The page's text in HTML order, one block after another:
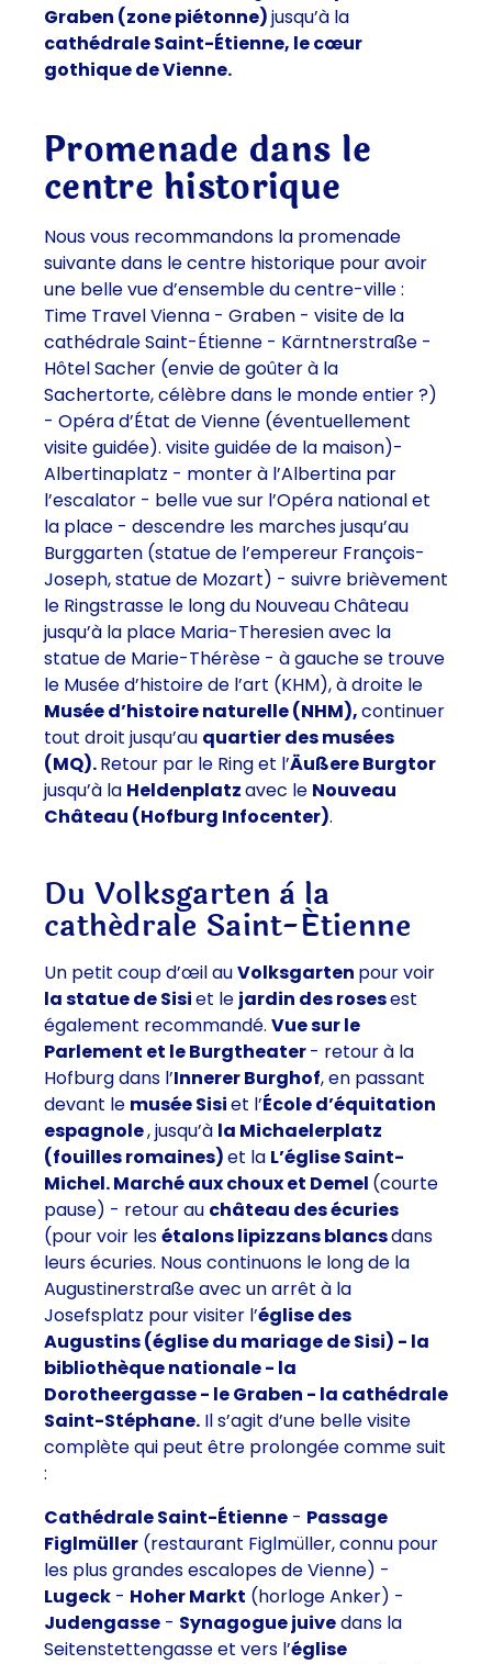
Graben (zone piétonne)jusqu’à la
cathédrale Saint-Étienne, le cœur
gothique de Vienne.
Promenade dans le
centre historique
Nous vous recommandons la promenade
suivantedans le centre historique pour avoir
une belle vue d’ensemble du centre-ville:
Time Travel Vienna - Graben - visite de la
cathédrale Saint-Étienne - Kärntnerstraße -
Hôtel Sacher (envie de goûter à la
Sachertorte, célèbre dans le monde entier ?)
- Opéra d’État de Vienne (éventuellement
visite guidée). visite guidée de la maison)-
Albertinaplatz - monter à l’Albertina par
l’escalator - belle vue sur l’Opéra national et
la place - descendre les marches jusqu’au
Burggarten (statue de l’empereur François-
Joseph, statue de Mozart) - suivre brièvement
le Ringstrasse le long du Nouveau Château
jusqu’à la place Maria-Theresien avec la
statue de Marie-Thérèse - à gauche se trouve
le Musée d’histoire de l’art (KHM),à droite le
Musée d’histoire naturelle (NHM),continuer
tout droit jusqu’au quartier des musées
(MQ).Retour par le Ring et l’Äußere Burgtor
jusqu’à la Heldenplatzavec le Nouveau
Château (Hofburg Infocenter).
Du Volksgarten à la
cathédrale Saint-Étienne
Un petit coup d’œil auVolksgarten pour voir
la statue de Sisiet le jardin des rosesest
également recommandé. Vue sur le
Parlement et le Burgtheater- retour à la
Hofburg dans l’Innerer Burghof, en passant
devant le musée Sisiet l’École d’équitation
espagnole, jusqu’à la Michaelerplatz
(fouilles romaines)et la L’église Saint-
Michel. Marché aux choux et Demel (courte
pause) - retour au château des écuries
(pour voir lesétalons lipizzans blancsdans
leurs écuries. Nous continuons le long de la
Augustinerstraße avec un arrêt à la
Josefsplatz pour visiter l’église des
Augustins (église du mariage de Sisi) - la
bibliothèque nationale - la
Dorotheergasse - le Graben - la cathédrale
Saint-Stéphane. Il s’agit d’une belle visite
complète qui peut être prolongée comme suit
:
Cathédrale Saint-Étienne - Passage
Figlmüller (restaurant Figlmüller, connu pour
les plus grandes escalopes de Vienne) -
Lugeck - Hoher Markt (horloge Anker) -
Judengasse - Synagogue juivedans la
Seitenstettengasse et vers l’église